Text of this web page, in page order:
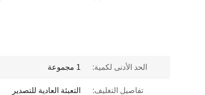
الحد الأدنى لكمية: 1 مجموعة
تفاصيل التغليف: التعبئة العادية للتصدير